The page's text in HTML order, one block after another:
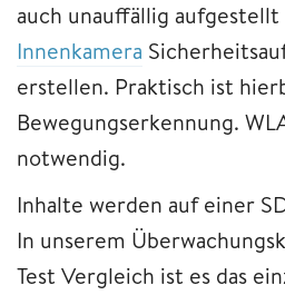
auch unauffällig
Innenkamera
erstellen. Praktisch ist
Bewegungserkennung.
notwendig.
Inhalte werden auf einer
In unserem
Test Vergleich ist es das